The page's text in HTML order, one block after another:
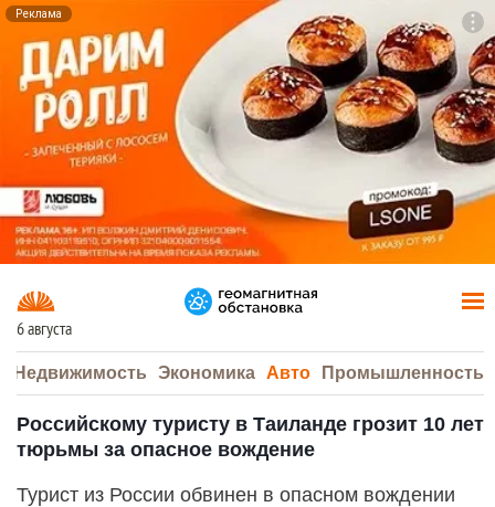
Реклама
6 августа
Недвижимость Экономика Авто Промышленность
Российскому туристу в Таиланде грозит 10 лет
тюрьмы за опасное вождение
Турист из России обвинен в опасном вождении